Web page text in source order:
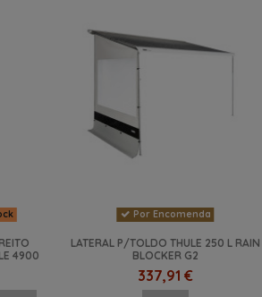
4900
Por Encomenda
LATERAL P/TOLDO THULE 250 L RAIN
BLOCKER G2
337,91 €